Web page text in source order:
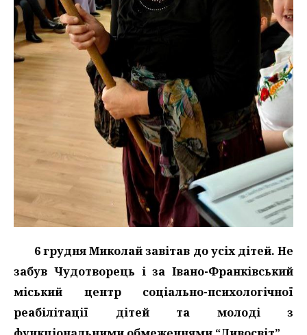
6 грудня Миколай завітав до усіх дітей. Не
забув Чудотворець і за Івано-Франківський
міський центр соціально-психологічної
реабілітації дітей та молоді з